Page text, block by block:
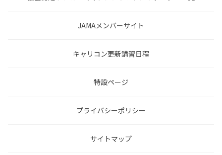
JAMAメンバーサイト
キャリコン更新講習日程
特設ページ
プライバシーポリシー
サイトマップ